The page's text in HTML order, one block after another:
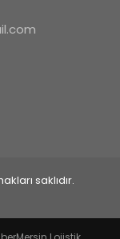
saklıdır.